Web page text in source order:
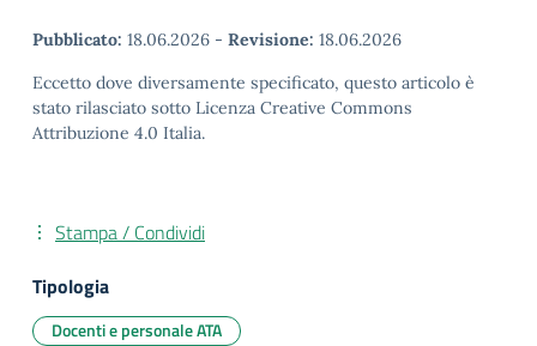
Pubblicato: 18.06.2026 - Revisione: 18.06.2026
Eccetto dove diversamente specificato, questo articolo è
stato rilasciato sotto Licenza Creative Commons
Attribuzione 4.0 Italia.
Stampa / Condividi
Tipologia
Docenti e personale ATA